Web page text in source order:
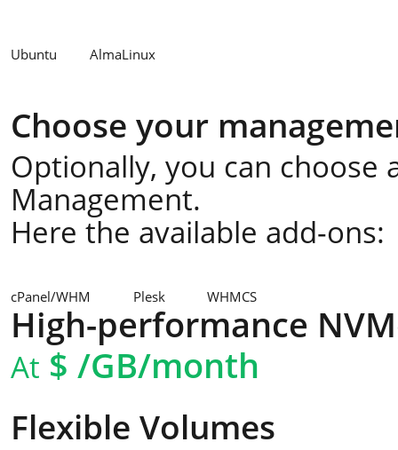
Ubuntu AlmaLinux
Choose your
Optionally, you can choose
Management.
Here the available add-ons:
cPanel/WHM Plesk WHMCS
High-performance
At $ /GB/month
Flexible Volumes